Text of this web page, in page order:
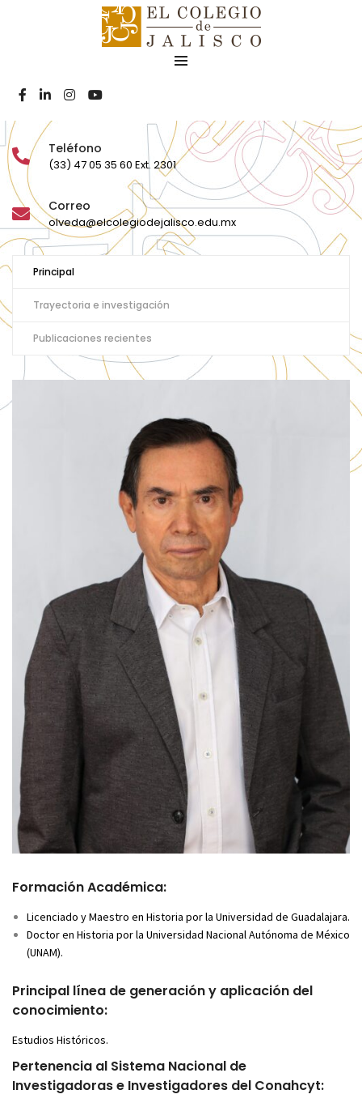
Dr. Jaime
Teléfono
(33) 47 05 35 60 Ext. 2301
Correo
olveda@elcolegiodejalisco.edu.mx
Principal
Trayectoria e investigación
Publicaciones recientes
Formación Académica:
Licenciado y Maestro en Historia por la Universidad de Guadalajara.
Doctor en Historia por la Universidad Nacional Autónoma de México
(UNAM).
Principal línea de generación y aplicación del
conocimiento:
Estudios Históricos.
Pertenencia al Sistema Nacional de
Investigadoras e Investigadores del Conahcyt: